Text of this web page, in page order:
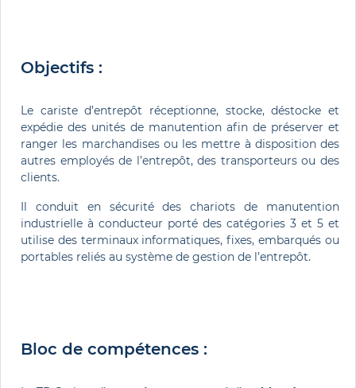
Objectifs :
Le cariste d’entrepôt réceptionne, stocke, déstocke et
expédie des unités de manutention afin de préserver et
ranger les marchandises ou les mettre à disposition des
autres employés de l’entrepôt, des transporteurs ou des
clients.
Il conduit en sécurité des chariots de manutention
industrielle à conducteur porté des catégories 3 et 5 et
utilise des terminaux informatiques, fixes, embarqués ou
portables reliés au système de gestion de l’entrepôt.
Bloc de compétences :